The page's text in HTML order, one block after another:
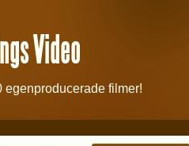
Video
egenproducerade filmer!